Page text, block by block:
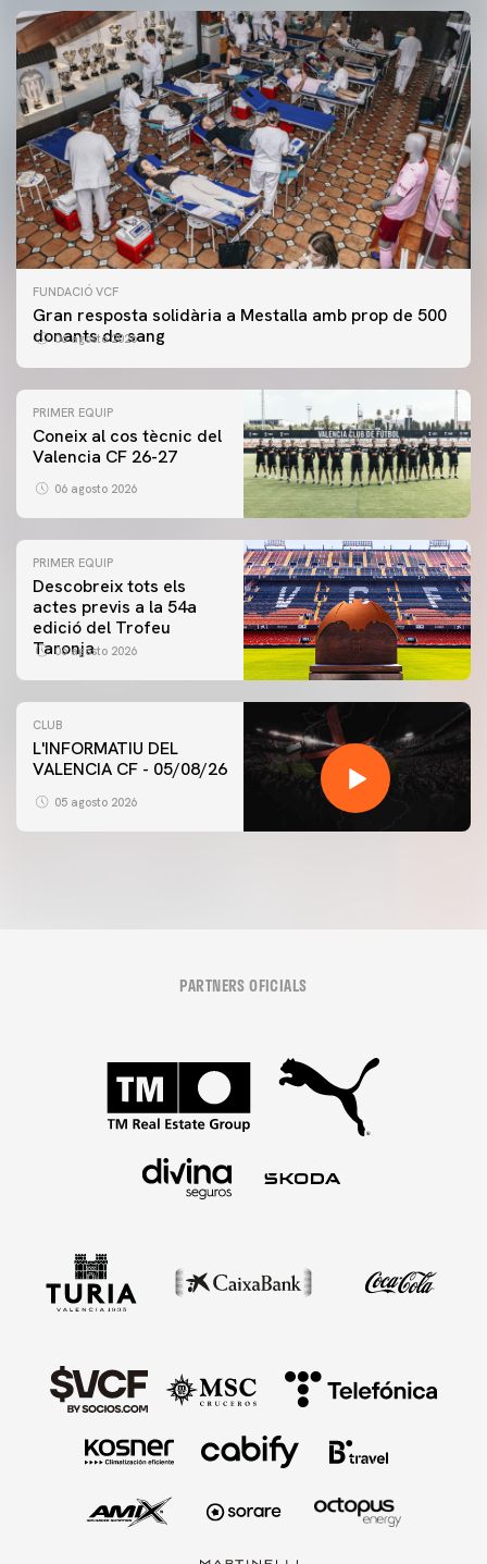
FUNDACIÓ VCF
Gran resposta solidària a Mestalla amb prop de 500
donants de sang
06 agosto 2026
PRIMER EQUIP
Coneix al cos tècnic del
Valencia CF 26-27
06 agosto 2026
PRIMER EQUIP
Descobreix tots els
actes previs a la 54a
edició del Trofeu
Taronja
06 agosto 2026
CLUB
L'INFORMATIU DEL
VALENCIA CF - 05/08/26
05 agosto 2026
PARTNERS OFICIALS